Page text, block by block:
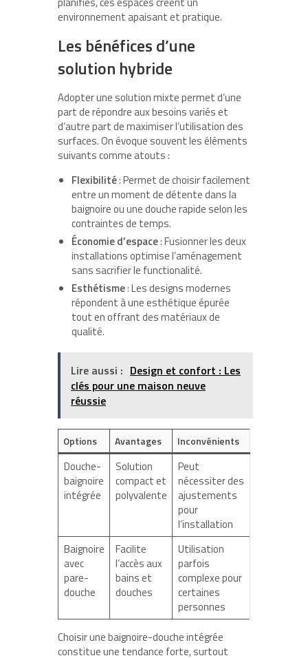
environnement apaisant et pratique.
Les bénéfices d’une
solution hybride
Adopter une solution mixte permet d’une
part de répondre aux besoins variés et
d’autre part de maximiser l’utilisation des
surfaces. On évoque souvent les éléments
suivants comme atouts :
Flexibilité: Permet de choisir facilement
entre un moment de détente dans la
baignoire ou une douche rapide selon les
contraintes de temps.
Économie d’espace: Fusionner les deux
installations optimise l’aménagement
sans sacrifier le functionalité.
Esthétisme: Les designs modernes
répondent à une esthétique épurée
tout en offrant des matériaux de
qualité.
Lire aussi : Design et confort : Les
clés pour une maison neuve
réussie
Options Avantages Inconvénients
Douche-
baignoire
intégrée
Solution
compact et
polyvalente
Peut
nécessiter des
ajustements
pour
l’installation
Baignoire
avec
pare-
douche
Facilite
l’accès aux
bains et
douches
Utilisation
parfois
complexe pour
certaines
personnes
Choisir une baignoire-douche intégrée
constitue une tendance forte, surtout